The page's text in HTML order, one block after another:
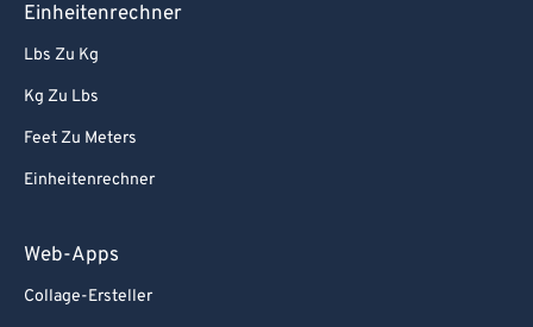
Einheitenrechner
Lbs Zu Kg
Kg Zu Lbs
Feet Zu Meters
Einheitenrechner
Web-Apps
Collage-Ersteller